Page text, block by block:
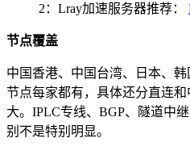
2：Lray加速服务器推荐：
节点覆盖
中国香港、中国台湾、日本、
节点每家都有，具体还分直连
大。IPLC专线、BGP、隧道中
别不是特别明显。